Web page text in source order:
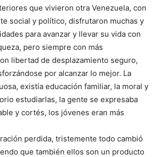
que vivieron otra Venezuela, con
social y político, disfrutaron muchas y
para avanzar y llevar su vida con
pero siempre con más
libertad de desplazamiento seguro,
por alcanzar lo mejor. La
existía educación familiar, la moral y
estudiarlas, la gente se expresaba
y cortés, los jóvenes eran más
perdida, tristemente todo cambió
que también ellos son un producto